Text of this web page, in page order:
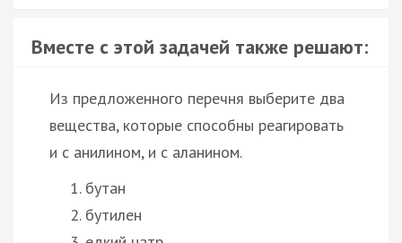
Вместе с этой задачей также решают:
Из предложенного перечня выберите два
вещества, которые способны реагировать
и с анилином, и с аланином.
бутан
бутилен